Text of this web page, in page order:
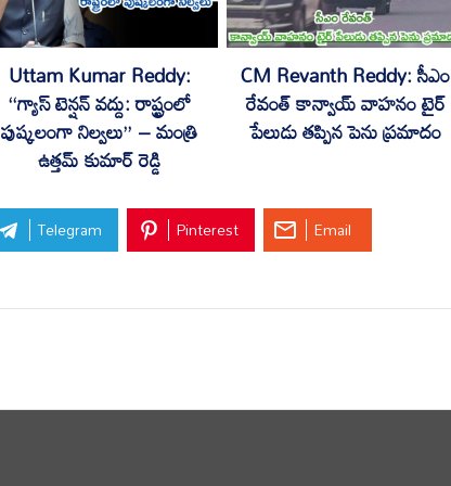
Uttam Kumar Reddy:
“గ్యాస్ టెన్షన్ వద్దు: రాష్ట్రంలో
పుష్కలంగా నిల్వలు” – మంత్రి
ఉత్తమ్ కుమార్ రెడ్డి
CM Revanth Reddy: సీఎం
రేవంత్ కాన్వాయ్‌ వాహనం టైర్
పేలుడు తప్పిన పెను ప్రమాదం
Telegram Pinterest Email